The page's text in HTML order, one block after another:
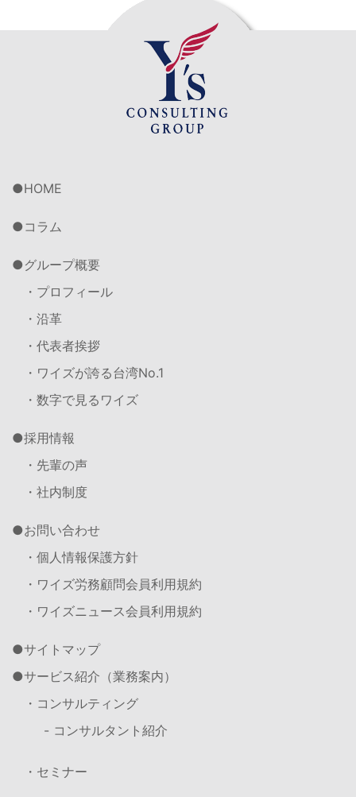
HOME
コラム
グループ概要
・プロフィール
・沿革
・代表者挨拶
・ワイズが誇る台湾No.1
・数字で見るワイズ
採用情報
・先輩の声
・社内制度
お問い合わせ
・個人情報保護方針
・ワイズ労務顧問会員利用規約
・ワイズニュース会員利用規約
サイトマップ
サービス紹介（業務案内）
・コンサルティング
- コンサルタント紹介
・セミナー